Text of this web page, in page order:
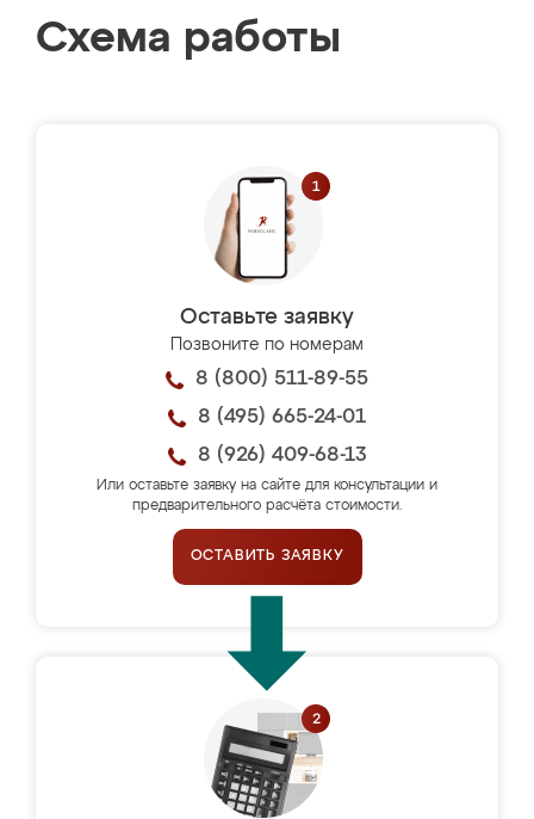
Схема работы
Оставьте заявку
Позвоните по номерам
8 (800) 511-89-55
8 (495) 665-24-01
8 (926) 409-68-13
Или оставьте заявку на сайте для консультации и
предварительного расчёта стоимости.
ОСТАВИТЬ ЗАЯВКУ